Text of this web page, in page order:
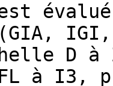
D
à I3,